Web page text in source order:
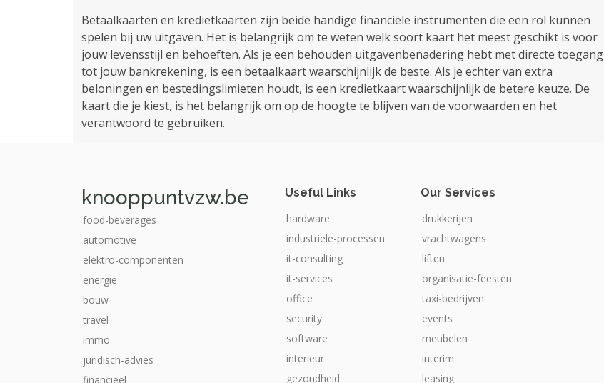
Betaalkaarten en kredietkaarten zijn beide handige financiële instrumenten die een rol kunnen
spelen bij uw uitgaven. Het is belangrijk om te weten welk soort kaart het meest geschikt is voor
jouw levensstijl en behoeften. Als je een behouden uitgavenbenadering hebt met directe toegang
tot jouw bankrekening, is een betaalkaart waarschijnlijk de beste. Als je echter van extra
beloningen en bestedingslimieten houdt, is een kredietkaart waarschijnlijk de betere keuze. De
kaart die je kiest, is het belangrijk om op de hoogte te blijven van de voorwaarden en het
verantwoord te gebruiken.
knooppuntvzw.be
food-beverages
automotive
elektro-componenten
energie
bouw
travel
immo
juridisch-advies
financieel
Useful Links
hardware
industriele-processen
it-consulting
it-services
office
security
software
interieur
gezondheid
Our Services
drukkerijen
vrachtwagens
liften
organisatie-feesten
taxi-bedrijven
events
meubelen
interim
leasing